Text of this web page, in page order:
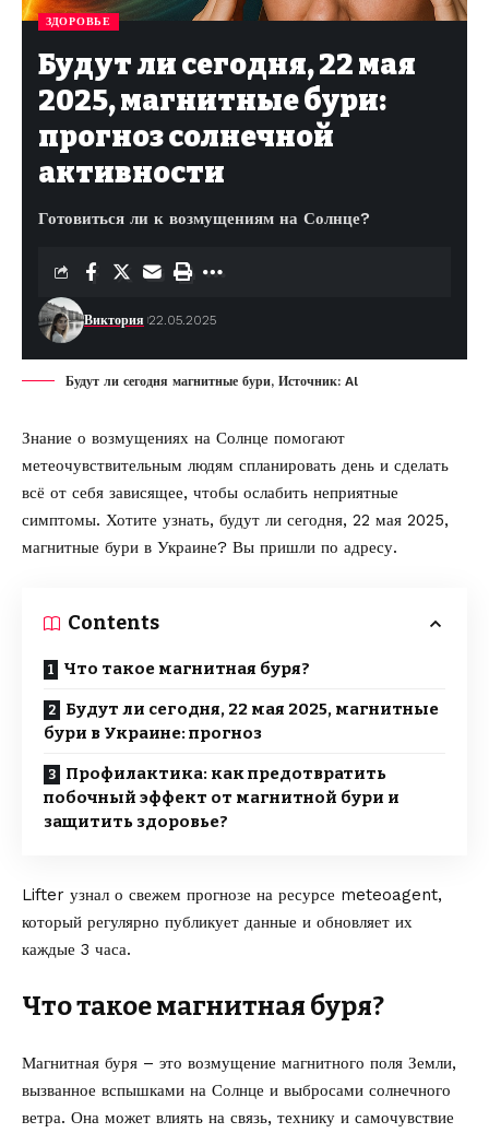
ЗДОРОВЬЕ
Будут ли сегодня, 22 мая
2025, магнитные бури:
прогноз солнечной
активности
Готовиться ли к возмущениям на Солнце?
Виктория 22.05.2025
Будут ли сегодня магнитные бури, Источник: Al
Знание о возмущениях на Солнце помогают
метеочувствительным людям спланировать день и сделать
всё от себя зависящее, чтобы ослабить неприятные
симптомы. Хотите узнать, будут ли сегодня, 22 мая 2025,
магнитные бури в Украине? Вы пришли по адресу.
Contents
Что такое магнитная буря?
Будут ли сегодня, 22 мая 2025, магнитные
бури в Украине: прогноз
Профилактика: как предотвратить
побочный эффект от магнитной бури и
защитить здоровье?
Lifter узнал о свежем прогнозе на ресурсе meteoagent,
который регулярно публикует данные и обновляет их
каждые 3 часа.
Что такое магнитная буря?
Магнитная буря – это возмущение магнитного поля Земли,
вызванное вспышками на Солнце и выбросами солнечного
ветра. Она может влиять на связь, технику и самочувствие